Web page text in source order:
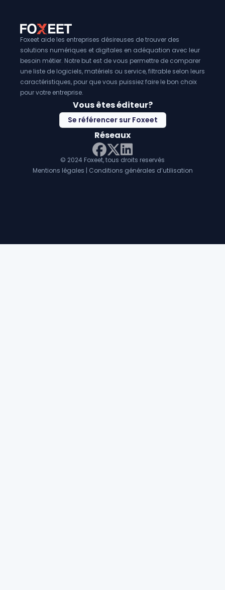
Foxeet aide les entreprises désireuses de trouver des
solutions numériques et digitales en adéquation avec leur
besoin métier. Notre but est de vous permettre de comparer
une liste de logiciels, matériels ou service, filtrable selon leurs
caractéristiques, pour que vous puissiez faire le bon choix
pour votre entreprise.
Vous êtes éditeur?
Se référencer sur Foxeet
Réseaux
Facebook
Twitter X
LinkedIn
© 2024 Foxeet, tous droits reservés
Mentions légales | Conditions générales d’utilisation